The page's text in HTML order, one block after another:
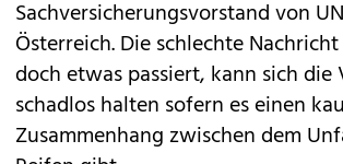
Sachversicherungsvorstand von
Österreich. Die schlechte
doch etwas passiert, kann sich die
schadlos halten sofern es einen
Zusammenhang zwischen dem